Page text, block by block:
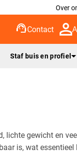
Over
support_agentContact
Staf buis en profiel
lichte gewicht en
is, wat